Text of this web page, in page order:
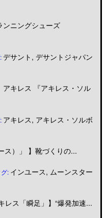
ンニングシューズ
デサント ,デサントジャパン
キレス 『アキレス・ソル
アキレス, アキレス・ソルボ
ス）」 】靴づくりの...
: インユース, ムーンスター
レス「瞬足」】“爆発加速...